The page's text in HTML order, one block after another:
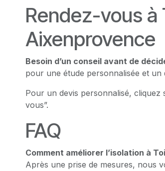
Rendez-vous à
Aixenprovence
Besoin d’un conseil avant de
pour une étude personnalisée et un
Pour un devis personnalisé,
vous”.
FAQ
Comment améliorer l’isolation à
Après une prise de mesures, nous